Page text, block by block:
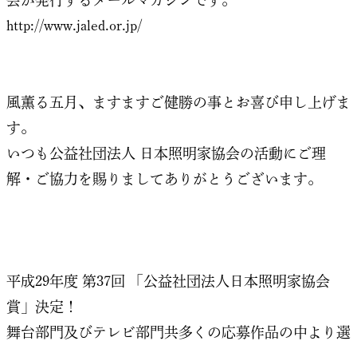
http://www.jaled.or.jp/
風薫る五月、ますますご健勝の事とお喜び申し上げま
す。
いつも公益社団法人 日本照明家協会の活動にご理
解・ご協力を賜りましてありがとうございます。
平成29年度 第37回 「公益社団法人日本照明家協会
賞」決定！
舞台部門及びテレビ部門共多くの応募作品の中より選